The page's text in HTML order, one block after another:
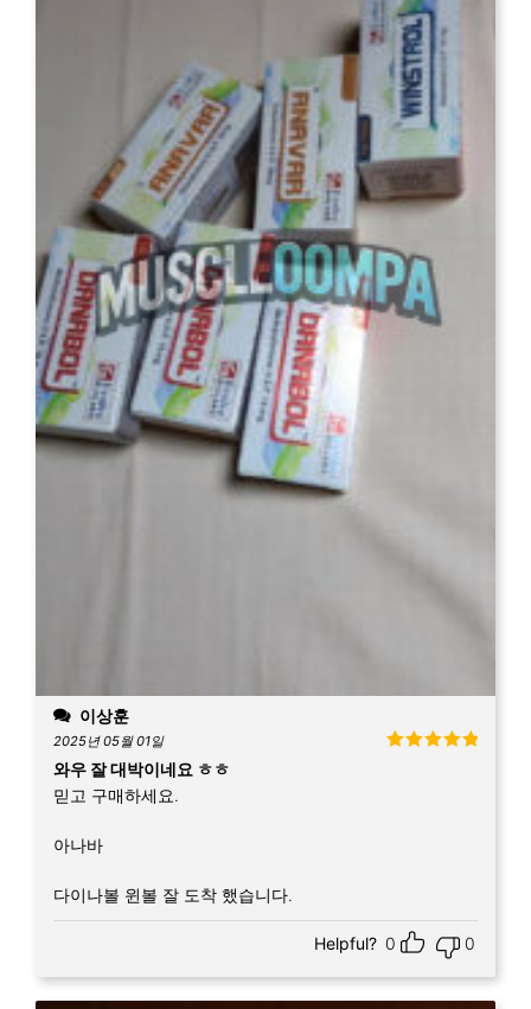
이상훈
2025년 05월 01일
와우 잘 대박이네요 ㅎㅎ
믿고 구매하세요.
아나바
다이나볼 윈볼 잘 도착 했습니다.
Helpful? 0 0